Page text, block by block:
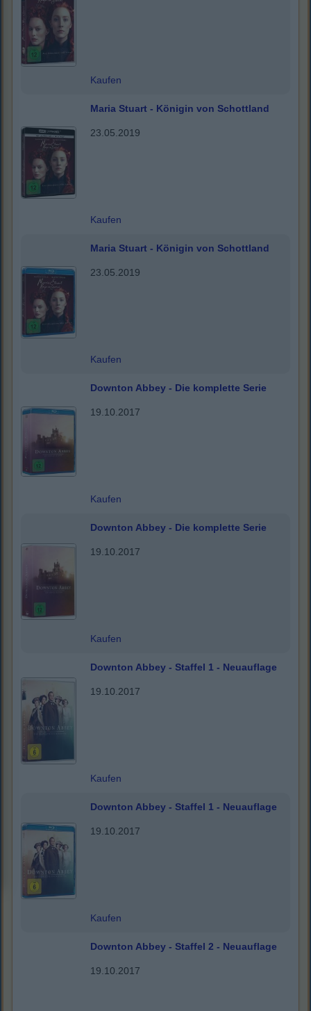
Kaufen
Maria Stuart - Königin von Schottland
23.05.2019
Kaufen
Maria Stuart - Königin von Schottland
23.05.2019
Kaufen
Downton Abbey - Die komplette Serie
19.10.2017
Kaufen
Downton Abbey - Die komplette Serie
19.10.2017
Kaufen
Downton Abbey - Staffel 1 - Neuauflage
19.10.2017
Kaufen
Downton Abbey - Staffel 1 - Neuauflage
19.10.2017
Kaufen
Downton Abbey - Staffel 2 - Neuauflage
19.10.2017